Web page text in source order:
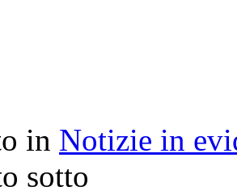
in Notizie in
sotto